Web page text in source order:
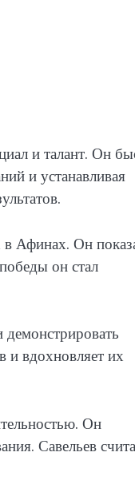
и талант. Он
и устанавливая
Афинах. Он
он стал
и вдохновляет их
Он
Савельев